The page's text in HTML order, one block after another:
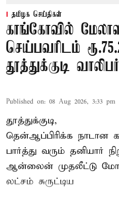
தமிழக செய்திகள்
காங்கோவில்
செய்பவரிடம்
தூத்துக்குடி
Published on: 08 Aug 2026, 3:33 pm
தூத்துக்குடி,
தென்ஆப்பிரிக்க நாடான
பார்த்து வரும் தனியார்
ஆன்லைன் முதலீட்டு
லட்சம் சுருட்டிய